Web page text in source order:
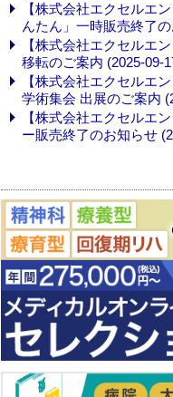
【株式会社エクセルエ
んたん」一時販売終了
【株式会社エクセルエ
移転のご案内 (2025-09-
【株式会社エクセルエ
学術集会 出展のご案内
【株式会社エクセルエ
ー販売終了のお知らせ